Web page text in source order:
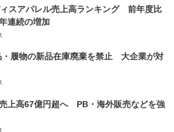
スアパレル売上高ランキング 前年度比
連続の増加
・履物の新品在庫廃棄を禁止 大企業が対
上高67億円超へ PB・海外販売などを強